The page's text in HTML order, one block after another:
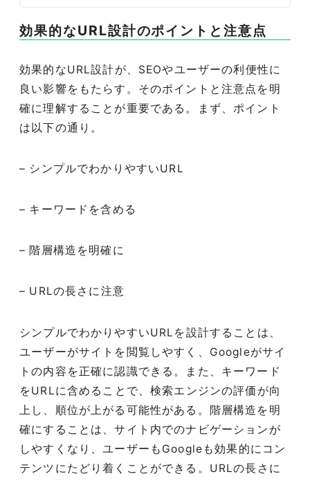
効果的なURL設計のポイントと注意点
効果的なURL設計が、SEOやユーザーの利便性に
良い影響をもたらす。そのポイントと注意点を明
確に理解することが重要である。まず、ポイント
は以下の通り。
– シンプルでわかりやすいURL
– キーワードを含める
– 階層構造を明確に
– URLの長さに注意
シンプルでわかりやすいURLを設計することは、
ユーザーがサイトを閲覧しやすく、Googleがサイ
トの内容を正確に認識できる。また、キーワード
をURLに含めることで、検索エンジンの評価が向
上し、順位が上がる可能性がある。階層構造を明
確にすることは、サイト内でのナビゲーションが
しやすくなり、ユーザーもGoogleも効果的にコン
テンツにたどり着くことができる。URLの長さに